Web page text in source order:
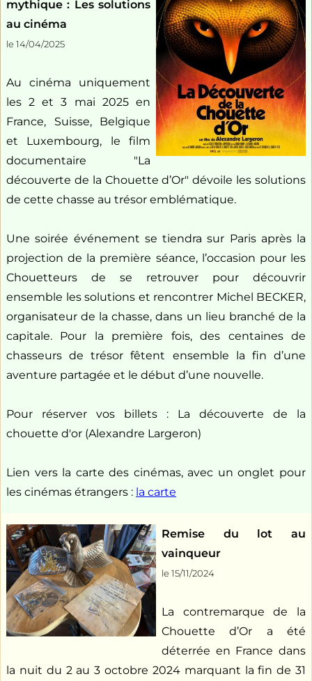
mythique : Les solutions
au cinéma
le 14/04/2025
Au cinéma uniquement
les 2 et 3 mai 2025 en
France, Suisse, Belgique
et Luxembourg, le film
documentaire "La
découverte de la Chouette d’Or" dévoile les solutions
de cette chasse au trésor emblématique.
Une soirée événement se tiendra sur Paris après la
projection de la première séance, l’occasion pour les
Chouetteurs de se retrouver pour découvrir
ensemble les solutions et rencontrer Michel BECKER,
organisateur de la chasse, dans un lieu branché de la
capitale. Pour la première fois, des centaines de
chasseurs de trésor fêtent ensemble la fin d’une
aventure partagée et le début d’une nouvelle.
Pour réserver vos billets : La découverte de la
chouette d'or (Alexandre Largeron)
Lien vers la carte des cinémas, avec un onglet pour
les cinémas étrangers : la carte
Remise du lot au
vainqueur
le 15/11/2024
La contremarque de la
Chouette d’Or a été
déterrée en France dans
la nuit du 2 au 3 octobre 2024 marquant la fin de 31